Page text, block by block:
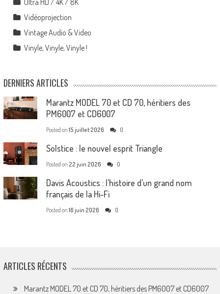
Vidéoprojection
Vintage Audio & Video
Vinyle, Vinyle, Vinyle !
DERNIERS ARTICLES
Marantz MODEL 70 et CD 70, héritiers des
PM6007 et CD6007
Posted on 15 juillet 2026 0
Solstice : le nouvel esprit Triangle
Posted on 22 juin 2026 0
Davis Acoustics : l’histoire d’un grand nom
français de la Hi-Fi
Posted on 16 juin 2026 0
ARTICLES RÉCENTS
Marantz MODEL 70 et CD 70, héritiers des PM6007 et CD6007